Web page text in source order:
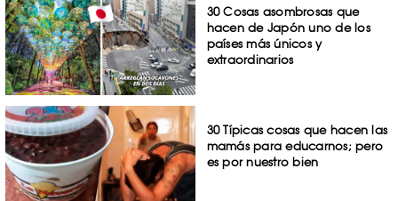
30 Cosas asombrosas que
hacen de Japón uno de los
países más únicos y
extraordinarios
30 Típicas cosas que hacen las
mamás para educarnos; pero
es por nuestro bien